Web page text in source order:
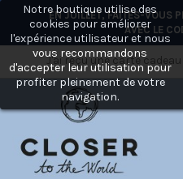
EN JUILLET, FAITES-VOUS
AVEC LE
J'ai reçu une carte cadeau
Notre boutique utilise des
cookies pour améliorer
l'expérience utilisateur et nous
vous recommandons
d'accepter leur utilisation pour
profiter pleinement de votre
navigation.